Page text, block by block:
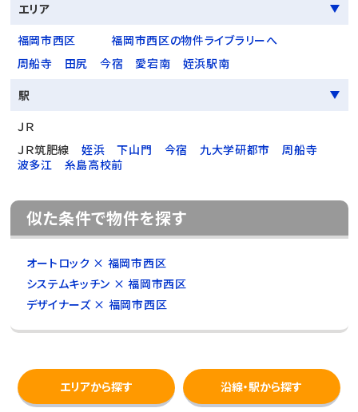
エリア
福岡市西区
福岡市西区の物件ライブラリーへ
周船寺
田尻 今宿 愛宕南
姪浜駅南
駅
ＪＲ
ＪＲ筑肥線
姪浜 下山門 今宿 九大学研都市
周船寺
波多江
糸島高校前
似た条件で物件を探す
オートロック × 福岡市西区
システムキッチン × 福岡市西区
デザイナーズ × 福岡市西区
エリアから探す 沿線・駅から探す